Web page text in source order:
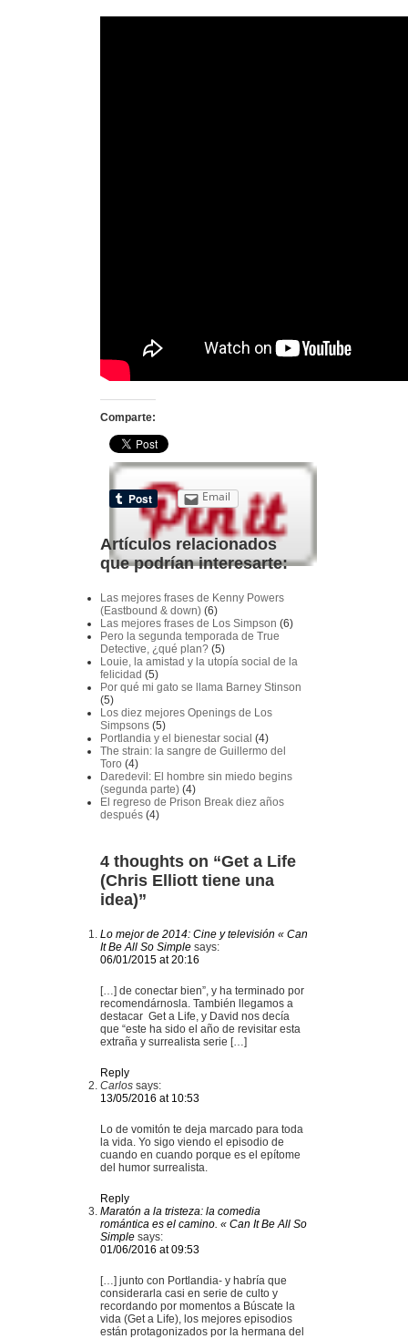
Comparte:
Email
Artículos relacionados
que podrían interesarte:
Las mejores frases de Kenny Powers
(Eastbound & down) (6)
Las mejores frases de Los Simpson (6)
Pero la segunda temporada de True
Detective, ¿qué plan? (5)
Louie, la amistad y la utopía social de la
felicidad (5)
Por qué mi gato se llama Barney Stinson
(5)
Los diez mejores Openings de Los
Simpsons (5)
Portlandia y el bienestar social (4)
The strain: la sangre de Guillermo del
Toro (4)
Daredevil: El hombre sin miedo begins
(segunda parte) (4)
El regreso de Prison Break diez años
después (4)
4 thoughts on “Get a Life
(Chris Elliott tiene una
idea)”
Lo mejor de 2014: Cine y televisión « Can
It Be All So Simple says:
06/01/2015 at 20:16
[…] de conectar bien”, y ha terminado por
recomendárnosla. También llegamos a
destacar Get a Life, y David nos decía
que “este ha sido el año de revisitar esta
extraña y surrealista serie […]
Reply
Carlos says:
13/05/2016 at 10:53
Lo de vomitón te deja marcado para toda
la vida. Yo sigo viendo el episodio de
cuando en cuando porque es el epítome
del humor surrealista.
Reply
Maratón a la tristeza: la comedia
romántica es el camino. « Can It Be All So
Simple says:
01/06/2016 at 09:53
[…] junto con Portlandia- y habría que
considerarla casi en serie de culto y
recordando por momentos a Búscate la
vida (Get a Life), los mejores episodios
están protagonizados por la hermana del